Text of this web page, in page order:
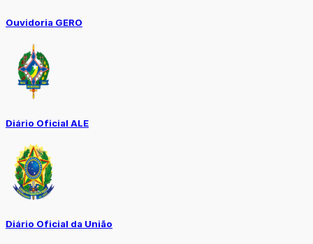
Ouvidoria GERO
Diário Oficial ALE
Diário Oficial da União